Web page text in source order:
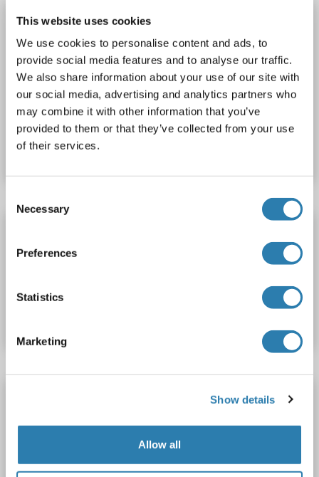
This website uses cookies
We use cookies to personalise content and ads, to
provide social media features and to analyse our traffic.
We also share information about your use of our site with
our social media, advertising and analytics partners who
may combine it with other information that you’ve
provided to them or that they’ve collected from your use
of their services.
Selection
Necessary
Preferences
Statistics
Marketing
Show details
Allow all
IFI44 Kit ELISA
IFI44 Reactivité: Humain
Colorimetric
Competition ELISA
0.78-50 ng/mL
Plasma, Serum, Tissue Homogenate
N° du produit ABIN5595371
Fiche technique
IFI44 Reactivité: Humain 0.78-50 ng/mL
N° du produit ABIN1138499